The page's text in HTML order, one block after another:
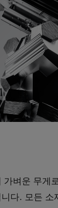
벼운 무게
다. 모든 소